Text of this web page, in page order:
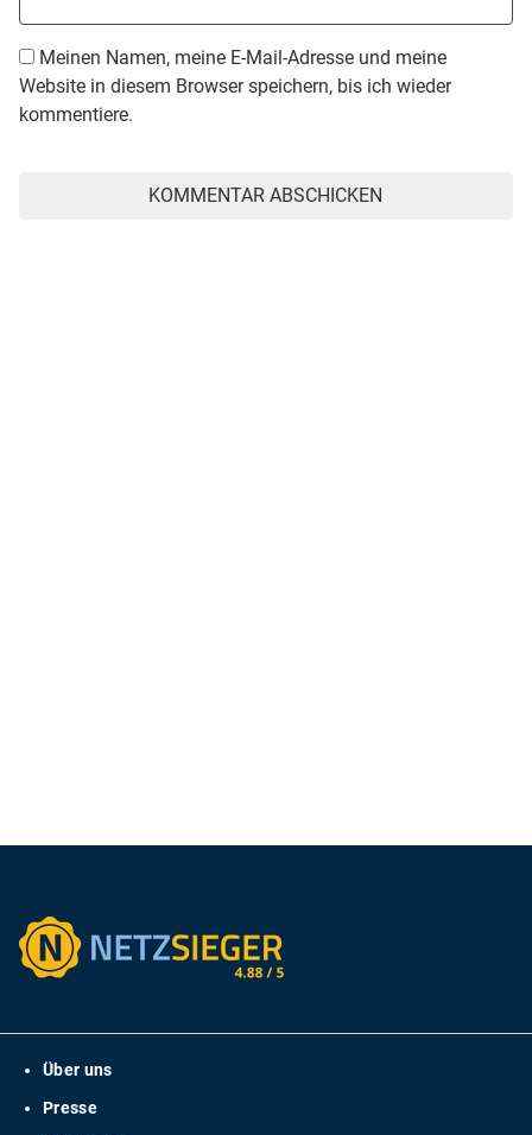
Meinen Namen, meine E-Mail-Adresse und meine
Website in diesem Browser speichern, bis ich wieder
kommentiere.
Über uns
Presse